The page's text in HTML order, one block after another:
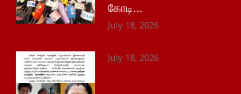
கோடி...
July 18, 2026
July 18, 2026